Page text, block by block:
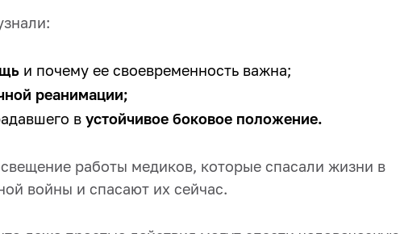
и почему ее своевременность важна;
реанимации;
в устойчивое боковое положение.
работы медиков, которые спасали жизни в
войны и спасают их сейчас.